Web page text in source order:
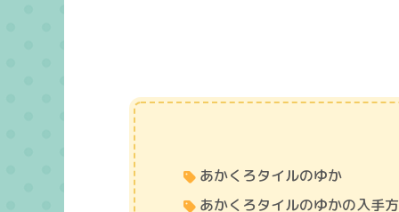
あかくろタイルのゆか
あかくろタイルのゆかの入手